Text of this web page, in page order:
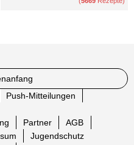
Push-Mitteilungen
Partner
AGB
Jugendschutz